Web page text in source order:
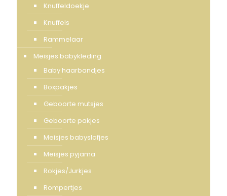
Knuffeldoekje
Knuffels
Rammelaar
Meisjes babykleding
Baby haarbandjes
Boxpakjes
Geboorte mutsjes
Geboorte pakjes
Meisjes babyslofjes
Meisjes pyjama
Rokjes/Jurkjes
Rompertjes